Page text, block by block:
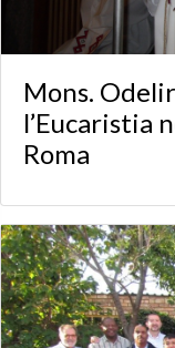
Mons.
l’Eucaristia
Roma